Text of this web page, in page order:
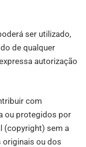
ser utilizado,
de qualquer
autorização
com
ou protegidos por
(copyright) sem a
originais ou dos